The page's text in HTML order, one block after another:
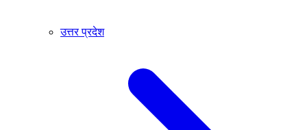
उत्तर प्रदेश